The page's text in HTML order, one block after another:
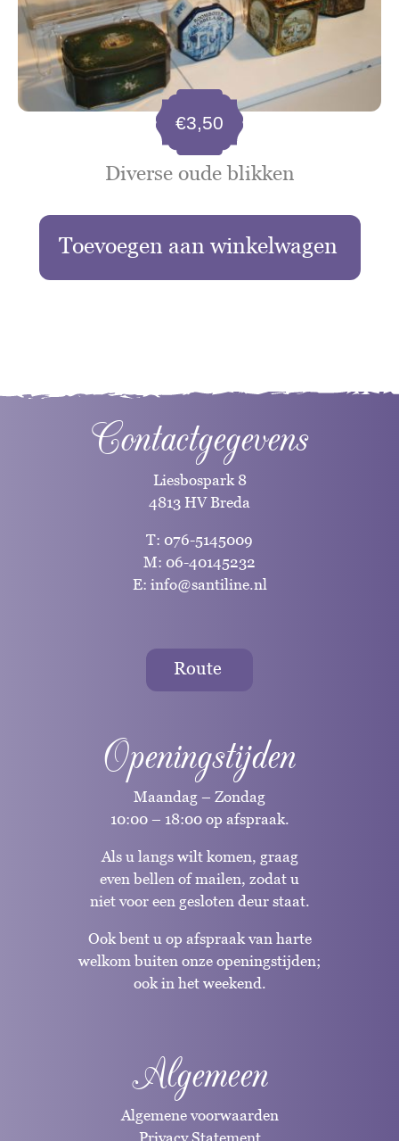
Diverse oude blikken
€3,50
Toevoegen aan winkelwagen
Contactgegevens
Liesbospark 8
4813 HV Breda
T: 076-5145009
M: 06-40145232
E: info@santiline.nl
Route
Openingstijden
Maandag – Zondag
10:00 – 18:00 op afspraak.
Als u langs wilt komen, graag
even bellen of mailen, zodat u
niet voor een gesloten deur staat.
Ook bent u op afspraak van harte
welkom buiten onze openingstijden;
ook in het weekend.
Algemeen
Algemene voorwaarden